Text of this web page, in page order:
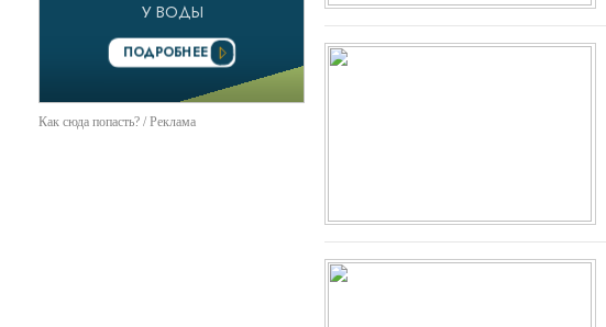
Как сюда попасть? / Реклама